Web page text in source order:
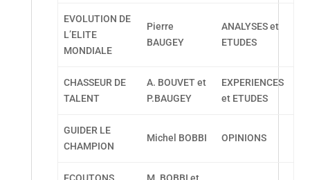
EVOLUTION DE
L’ELITE
MONDIALE
Pierre
BAUGEY
ANALYSES et
ETUDES
CHASSEUR DE
TALENT
A. BOUVET et
P.BAUGEY
EXPERIENCES
et ETUDES
GUIDER LE
CHAMPION
Michel BOBBI OPINIONS